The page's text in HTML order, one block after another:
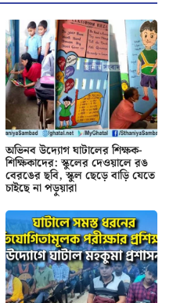
অভিনব উদ্যোগ ঘাটালের শিক্ষক-
শিক্ষিকাদের: স্কুলের দেওয়ালে রঙ
বেরঙের ছবি, স্কুল ছেড়ে বাড়ি যেতে
চাইছে না পড়ুয়ারা